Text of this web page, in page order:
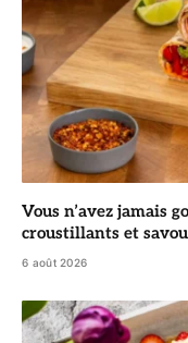
Vous n’avez jamais
croustillants et
6 août 2026